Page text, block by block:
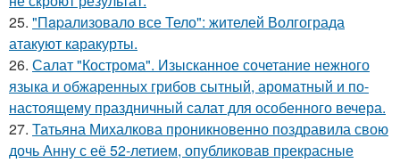
25. "Пapализовало все Тело": жителей Волгограда
атакуют каракурты.
26. Салат "Кострома". Изысканное сочетание нежного
языка и обжаренных грибов сытный, ароматный и по-
настоящему праздничный салат для особенного вечера.
27. Татьяна Михалкова проникновенно поздравила свою
дочь Анну с её 52-летием, опубликовав прекрасные